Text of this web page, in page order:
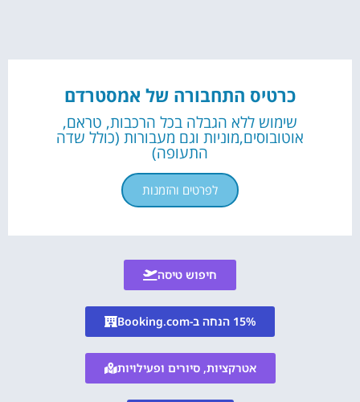
כרטיס התחבורה של אמסטרדם
שימוש ללא הגבלה בכל הרכבות, טראם,
אוטובוסים,מוניות וגם מעבורות (כולל שדה
התעופה)
לפרטים והזמנות
חיפוש טיסה
15% הנחה ב-Booking.com
אטרקציות, סיורים ופעילויות